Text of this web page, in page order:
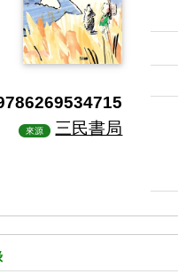
來源 三民書局